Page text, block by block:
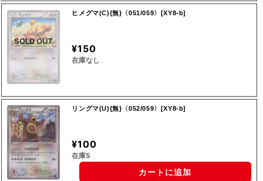
SOLD OUT
ヒメグマ(C){無}〈051/059〉[XY8-b]
¥150
在庫なし
リングマ(U){無}〈052/059〉[XY8-b]
¥100
在庫5
カートに追加